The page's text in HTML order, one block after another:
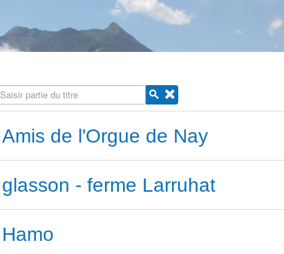
Saisir partie du titre
Amis de l'Orgue de Nay
glasson - ferme Larruhat
Hamo